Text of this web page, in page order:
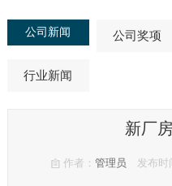
公司新闻 公司奖项
行业新闻
新厂
作者： 管理员 发布时